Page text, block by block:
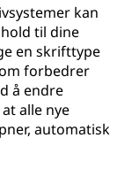
kan
til dine
en skrifttype
forbedrer
å endre
alle nye
automatisk